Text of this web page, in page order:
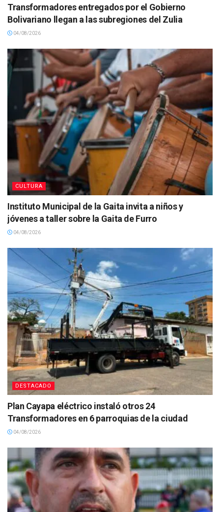
Transformadores entregados por el Gobierno
Bolivariano llegan a las subregiones del Zulia
04/08/2026
CULTURA
Instituto Municipal de la Gaita invita a niños y
jóvenes a taller sobre la Gaita de Furro
04/08/2026
DESTACADO
Plan Cayapa eléctrico instaló otros 24
Transformadores en 6 parroquias de la ciudad
04/08/2026